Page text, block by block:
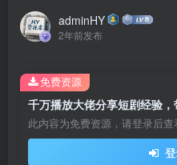
adminHY
2年前发布
此内容为免费资源，请登录后查
免费资源